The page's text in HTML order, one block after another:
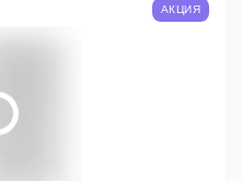
АКЦИЯ